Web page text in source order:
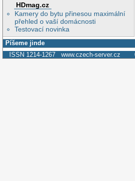
HDmag.cz
Kamery do bytu přinesou maximální
přehled o vaší domácnosti
Testovací novinka
Píšeme jinde
ISSN 1214-1267 www.czech-server.cz